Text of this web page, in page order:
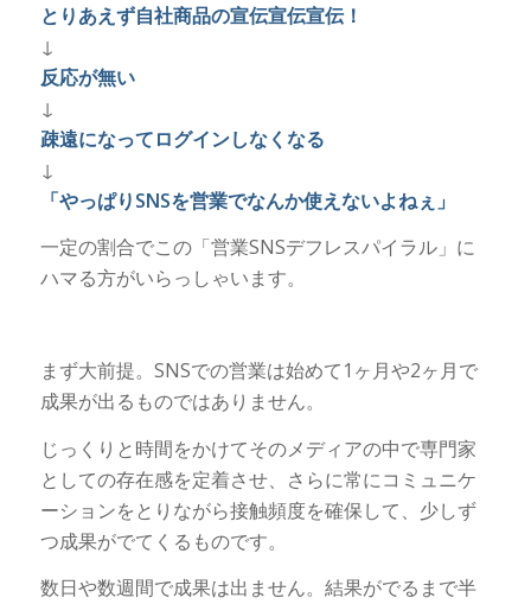
とりあえず自社商品の宣伝宣伝宣伝！
↓
反応が無い
↓
疎遠になってログインしなくなる
↓
「やっぱりSNSを営業でなんか使えないよねぇ」
一定の割合でこの「営業SNSデフレスパイラル」に
ハマる方がいらっしゃいます。
まず大前提。SNSでの営業は始めて1ヶ月や2ヶ月で
成果が出るものではありません。
じっくりと時間をかけてそのメディアの中で専門家
としての存在感を定着させ、さらに常にコミュニケ
ーションをとりながら接触頻度を確保して、少しず
つ成果がでてくるものです。
数日や数週間で成果は出ません。結果がでるまで半